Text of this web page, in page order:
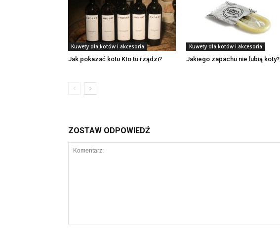
Kuwety dla kotów i akcesoria
Jak pokazać kotu Kto tu rządzi?
Kuwety dla kotów i akcesoria
Jakiego zapachu nie lubią koty?
ZOSTAW ODPOWIEDŹ